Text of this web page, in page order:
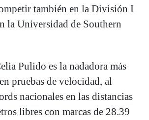
también en la División I
la Universidad de Southern
Pulido es la nadadora más
pruebas de velocidad, al
nacionales en las distancias
libres con marcas de 28.39